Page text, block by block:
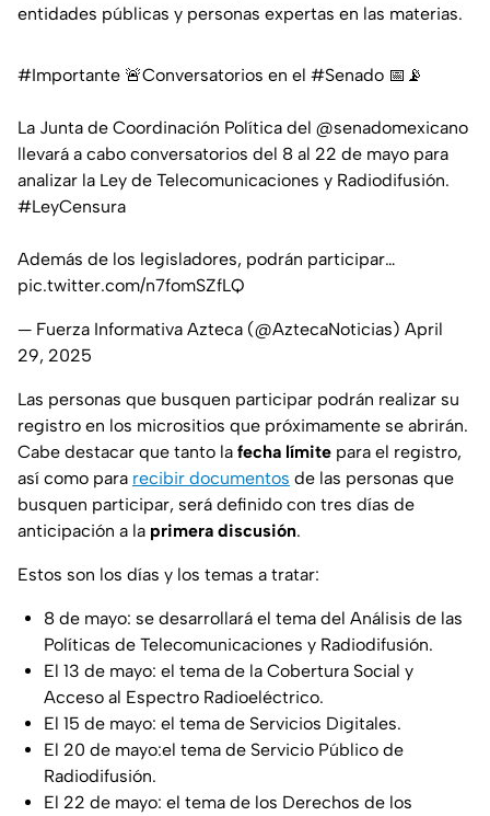
entidades públicas y personas expertas en las materias.
#Importante 🚨Conversatorios en el #Senado 📅📡
La Junta de Coordinación Política del @senadomexicano
llevará a cabo conversatorios del 8 al 22 de mayo para
analizar la Ley de Telecomunicaciones y Radiodifusión.
#LeyCensura
Además de los legisladores, podrán participar…
pic.twitter.com/n7fomSZfLQ
— Fuerza Informativa Azteca (@AztecaNoticias) April
29, 2025
Las personas que busquen participar podrán realizar su
registro en los micrositios que próximamente se abrirán.
Cabe destacar que tanto la fecha límite para el registro,
así como para recibir documentos de las personas que
busquen participar, será definido con tres días de
anticipación a la primera discusión.
Estos son los días y los temas a tratar:
8 de mayo: se desarrollará el tema del Análisis de las
Políticas de Telecomunicaciones y Radiodifusión.
El 13 de mayo: el tema de la Cobertura Social y
Acceso al Espectro Radioeléctrico.
El 15 de mayo: el tema de Servicios Digitales.
El 20 de mayo:el tema de Servicio Público de
Radiodifusión.
El 22 de mayo: el tema de los Derechos de los